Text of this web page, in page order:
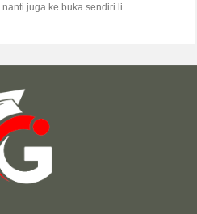
juga ke buka sendiri li...